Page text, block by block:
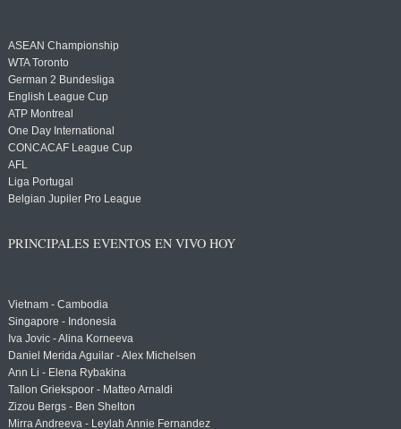
ASEAN Championship
WTA Toronto
German 2 Bundesliga
English League Cup
ATP Montreal
One Day International
CONCACAF League Cup
AFL
Liga Portugal
Belgian Jupiler Pro League
PRINCIPALES EVENTOS EN VIVO HOY
Vietnam - Cambodia
Singapore - Indonesia
Iva Jovic - Alina Korneeva
Daniel Merida Aguilar - Alex Michelsen
Ann Li - Elena Rybakina
Tallon Griekspoor - Matteo Arnaldi
Zizou Bergs - Ben Shelton
Mirra Andreeva - Leylah Annie Fernandez